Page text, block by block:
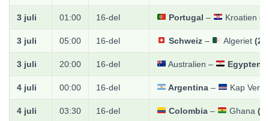
3 juli 01:00 16-del Portugal – Kroatien
3 juli 05:00 16-del Schweiz – Algeriet
3 juli 20:00 16-del Australien – Egypten
4 juli 00:00 16-del Argentina – Kap
4 juli 03:30 16-del Colombia – Ghana